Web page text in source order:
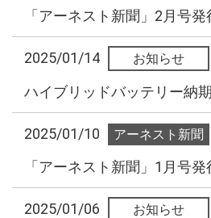
「アーネスト新聞」2月号
2025/01/14
ハイブリッドバッテリー納
2025/01/10
「アーネスト新聞」1月号
2025/01/06